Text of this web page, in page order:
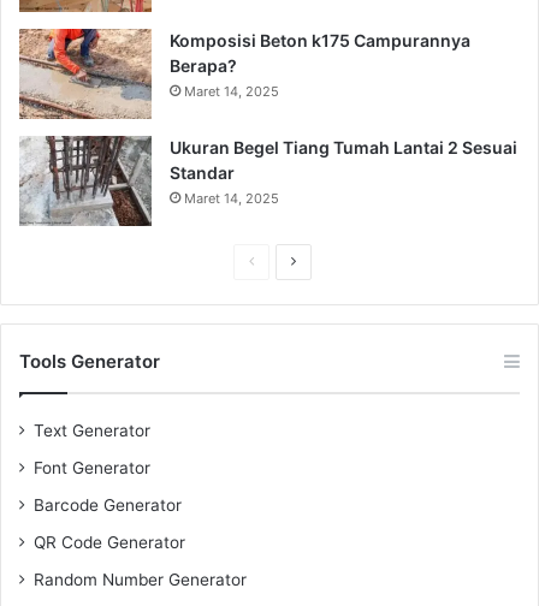
Komposisi Beton k175 Campurannya
Berapa?
Maret 14, 2025
Ukuran Begel Tiang Tumah Lantai 2 Sesuai
Standar
Maret 14, 2025
PreviousNext
Tools Generator
Text Generator
Font Generator
Barcode Generator
QR Code Generator
Random Number Generator